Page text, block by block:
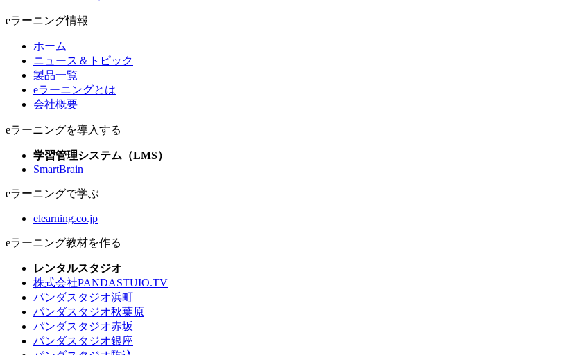
eラーニング情報
ホーム
ニュース＆トピック
製品一覧
eラーニングとは
会社概要
eラーニングを導入する
学習管理システム（LMS）
SmartBrain
eラーニングで学ぶ
elearning.co.jp
eラーニング教材を作る
レンタルスタジオ
株式会社PANDASTUIO.TV
パンダスタジオ浜町
パンダスタジオ秋葉原
パンダスタジオ赤坂
パンダスタジオ銀座